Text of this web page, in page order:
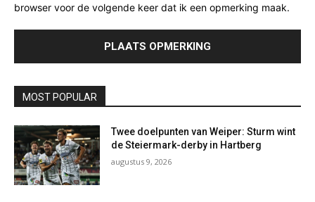
browser voor de volgende keer dat ik een opmerking maak.
MOST POPULAR
Twee doelpunten van Weiper: Sturm wint
de Steiermark-derby in Hartberg
augustus 9, 2026